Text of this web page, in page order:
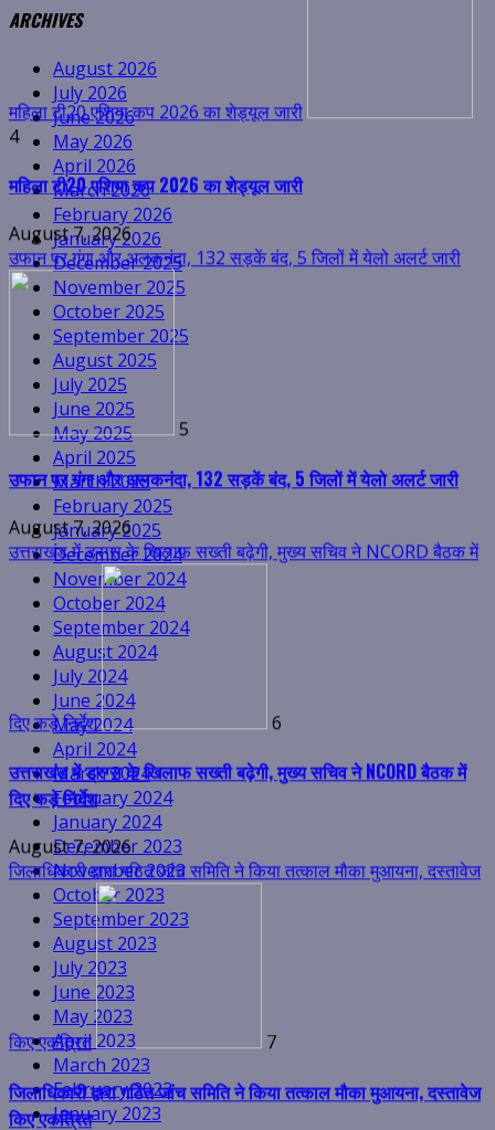
ARCHIVES
August 2026
July 2026
June 2026
May 2026
April 2026
March 2026
February 2026
January 2026
December 2025
November 2025
October 2025
September 2025
August 2025
July 2025
June 2025
May 2025
April 2025
March 2025
February 2025
January 2025
December 2024
November 2024
October 2024
September 2024
August 2024
July 2024
June 2024
May 2024
April 2024
March 2024
February 2024
January 2024
December 2023
November 2023
October 2023
September 2023
August 2023
July 2023
June 2023
May 2023
April 2023
March 2023
February 2023
January 2023
4
महिला टी20 एशिया कप 2026 का शेड्यूल जारी
August 7, 2026
उफान पर गंगा और अलकनंदा, 132 सड़कें बंद, 5 जिलों में येलो अलर्ट जारी
उफान पर गंगा और अलकनंदा, 132 सड़कें बंद, 5 जिलों में येलो अलर्ट जारी
August 7, 2026
उत्तराखंड में ड्रग्स के खिलाफ सख्ती बढ़ेगी, मुख्य सचिव ने NCORD बैठक में
दिए कड़े निर्देश
उत्तराखंड में ड्रग्स के खिलाफ सख्ती बढ़ेगी, मुख्य सचिव ने NCORD बैठक में
दिए कड़े निर्देश
August 7, 2026
जिलाधिकारी द्वारा गठित जांच समिति ने किया तत्काल मौका मुआयना, दस्तावेज
किए एकत्रित
जिलाधिकारी द्वारा गठित जांच समिति ने किया तत्काल मौका मुआयना, दस्तावेज
किए एकत्रित
August 6, 2026
मुख्यमंत्री के निर्देशन में कांवड़ यात्रा के दौरान स्वास्थ्य व्यवस्थाओं पर जिला